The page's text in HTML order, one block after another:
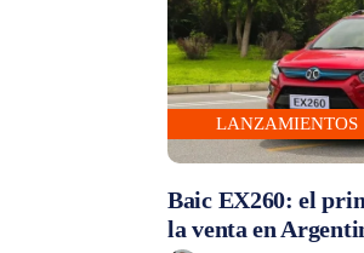
LANZAMIENTOS
Baic EX260: el
la venta en